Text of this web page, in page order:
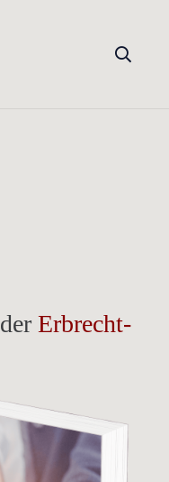
derErbrecht-